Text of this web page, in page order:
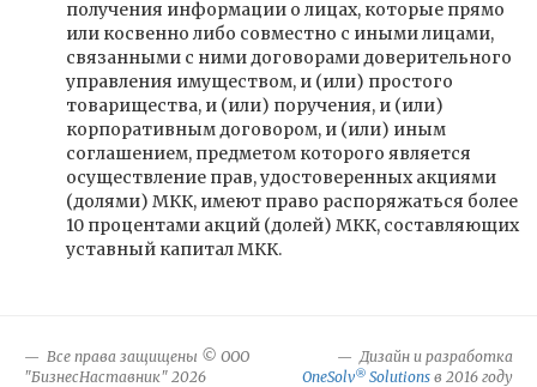
получения информации о лицах, которые прямо
или косвенно либо совместно с иными лицами,
связанными с ними договорами доверительного
управления имуществом, и (или) простого
товарищества, и (или) поручения, и (или)
корпоративным договором, и (или) иным
соглашением, предметом которого является
осуществление прав, удостоверенных акциями
(долями) МКК, имеют право распоряжаться более
10 процентами акций (долей) МКК, составляющих
уставный капитал МКК.
Все права защищены © ООО
"БизнесНаставник" 2026
Дизайн и разработка
OneSolv® Solutions в 2016 году